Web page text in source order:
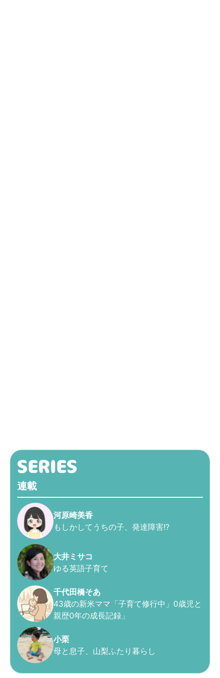
連載
河原崎美香
もしかしてうちの子、発達障害!?
大井ミサコ
ゆる英語子育て
千代田橋そあ
43歳の新米ママ「子育て修行中」0歳児と
親歴0年の成長記録」
小栗
母と息子、山梨ふたり暮らし